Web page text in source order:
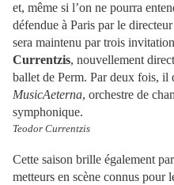
et, même si l’on ne pourra
défendue à Paris par le
sera maintenu par trois
Currentzis, nouvellement
ballet de Perm. Par deux fois, il
MusicAeterna, orchestre de
symphonique.
Teodor Currentzis
Cette saison brille également
metteurs en scène connus pour